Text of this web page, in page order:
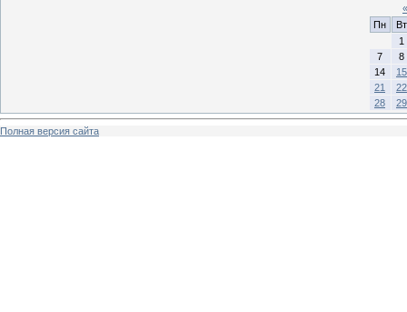
«
Пн
Вт
1
7
8
14
15
21
22
28
29
Полная версия сайта